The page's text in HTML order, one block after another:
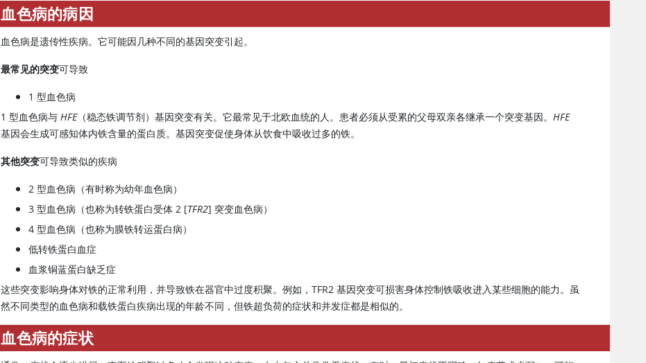
血色病的病因
血色病是遗传性疾病。它可能因几种不同的基因突变引起。
最常见的突变可导致
1 型血色病
1 型血色病与HFE（稳态铁调节剂）基因突变有关。它最常见于北欧血统的人。患者必须从受累的父母双亲各继承一个突变基因。HFE
基因会生成可感知体内铁含量的蛋白质。基因突变促使身体从饮食中吸收过多的铁。
其他突变可导致类似的疾病
2 型血色病（有时称为幼年血色病）
3 型血色病（也称为转铁蛋白受体 2 [TFR2] 突变血色病）
4 型血色病（也称为膜铁转运蛋白病）
低转铁蛋白血症
血浆铜蓝蛋白缺乏症
这些突变影响身体对铁的正常利用，并导致铁在器官中过度积聚。例如，TFR2 基因突变可损害身体控制铁吸收进入某些细胞的能力。虽
然不同类型的血色病和载铁蛋白疾病出现的年龄不同，但铁超负荷的症状和并发症都是相似的。
血色病的症状